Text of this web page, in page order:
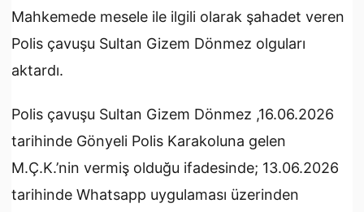
Mahkemede mesele ile ilgili olarak şahadet veren
Polis çavuşu Sultan Gizem Dönmez olguları
aktardı.
Polis çavuşu Sultan Gizem Dönmez ,16.06.2026
tarihinde Gönyeli Polis Karakoluna gelen
M.Ç.K.’nin vermiş olduğu ifadesinde; 13.06.2026
tarihinde Whatsapp uygulaması üzerinden